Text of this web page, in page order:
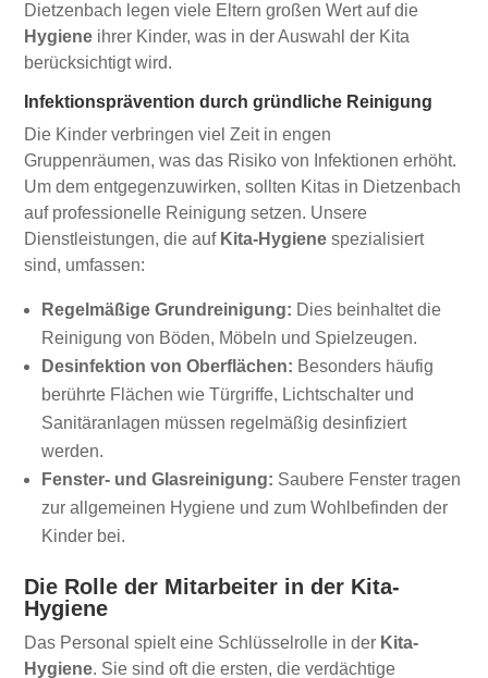
Dietzenbach legen viele Eltern großen Wert auf die
Hygiene ihrer Kinder, was in der Auswahl der Kita
berücksichtigt wird.
Infektionsprävention durch gründliche Reinigung
Die Kinder verbringen viel Zeit in engen
Gruppenräumen, was das Risiko von Infektionen erhöht.
Um dem entgegenzuwirken, sollten Kitas in Dietzenbach
auf professionelle Reinigung setzen. Unsere
Dienstleistungen, die auf Kita-Hygiene spezialisiert
sind, umfassen:
Regelmäßige Grundreinigung: Dies beinhaltet die
Reinigung von Böden, Möbeln und Spielzeugen.
Desinfektion von Oberflächen: Besonders häufig
berührte Flächen wie Türgriffe, Lichtschalter und
Sanitäranlagen müssen regelmäßig desinfiziert
werden.
Fenster- und Glasreinigung: Saubere Fenster tragen
zur allgemeinen Hygiene und zum Wohlbefinden der
Kinder bei.
Die Rolle der Mitarbeiter in der Kita-
Hygiene
Das Personal spielt eine Schlüsselrolle in der Kita-
Hygiene. Sie sind oft die ersten, die verdächtige